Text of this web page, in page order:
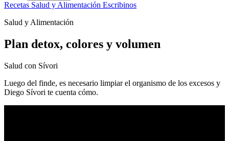
Recetas Salud y Alimentación Escribinos
Salud y Alimentación
Plan detox, colores y volumen
Salud con Sívori
Luego del finde, es necesario limpiar el organismo de los excesos y
Diego Sívori te cuenta cómo.